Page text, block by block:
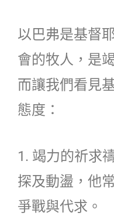
以巴弗是基督
會的牧人，是
而讓我們看見
態度：
1. 竭力的祈求
探及動盪，他
爭戰與代求。